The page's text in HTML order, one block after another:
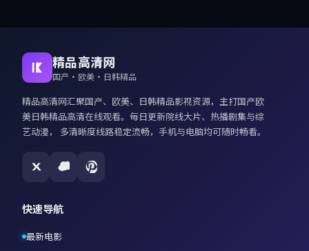
精品高清网
国产·欧美·日韩精品
精品高清网汇聚国产、欧美、日韩精品影视资源，主打国产欧
美日韩精品高清在线观看。每日更新院线大片、热播剧集与综
艺动漫， 多清晰度线路稳定流畅，手机与电脑均可随时畅看。
快速导航
最新电影